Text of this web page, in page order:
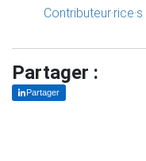
Contributeur·rice·s
Partager :
Partager